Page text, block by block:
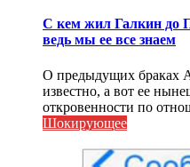
С кем жил Галкин до
ведь мы ее все знаем
О предыдущих браках
известно, а вот ее
откровенности по
Шокирующее